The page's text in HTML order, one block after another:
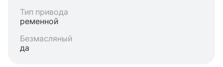
Тип привода
ременной
Безмасляный
да